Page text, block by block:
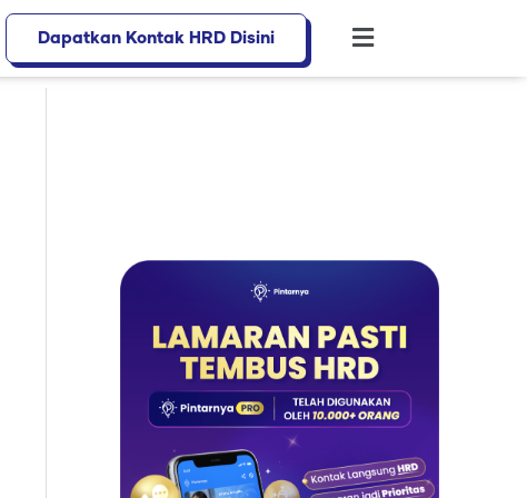
Dapatkan Kontak HRD Disini
Flyout